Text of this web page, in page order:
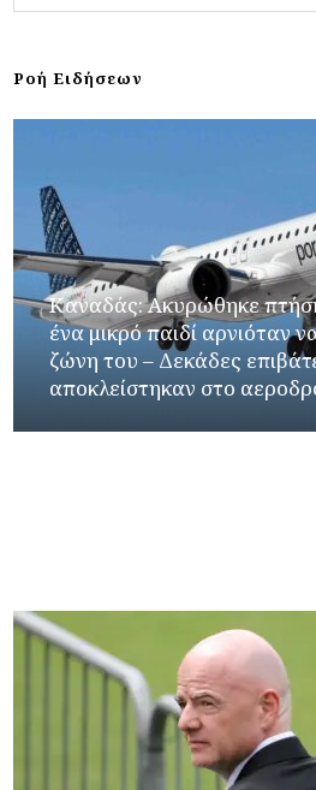
Ροή Ειδήσεων
Καναδάς: Ακυρώθηκε
ένα μικρό παιδί αρνιόταν
ζώνη του – Δεκάδες
αποκλείστηκαν στο